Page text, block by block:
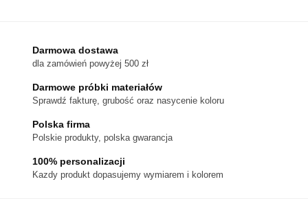
można
wybrać
na
produktu
Darmowa dostawa
dla zamówień powyżej 500 zł
Darmowe próbki materiałów
Sprawdź fakturę, grubość oraz nasycenie koloru
Polska firma
Polskie produkty, polska gwarancja
100% personalizacji
Kazdy produkt dopasujemy wymiarem i kolorem